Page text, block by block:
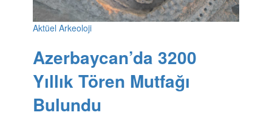
Aktüel Arkeoloji
Azerbaycan’da 3200
Yıllık Tören Mutfağı
Bulundu